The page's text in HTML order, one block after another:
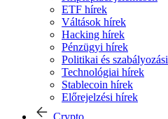
ETF hírek
Váltások hírek
Hacking hírek
Pénzügyi hírek
Politikai és szabályozási
Technológiai hírek
Stablecoin hírek
Előrejelzési hírek
Crypto